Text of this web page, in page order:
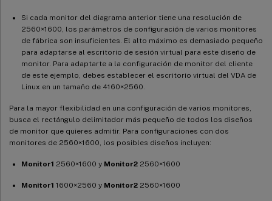
Si cada monitor del diagrama anterior tiene una resolución de
2560×1600, los parámetros de configuración de varios monitores
de fábrica son insuficientes. El alto máximo es demasiado pequeño
para adaptarse al escritorio de sesión virtual para este diseño de
monitor. Para adaptarte a la configuración de monitor del cliente
de este ejemplo, debes establecer el escritorio virtual del VDA de
Linux en un tamaño de 4160×2560.
Para la mayor flexibilidad en una configuración de varios monitores,
busca el rectángulo delimitador más pequeño de todos los diseños
de monitor que quieres admitir. Para configuraciones con dos
monitores de 2560×1600, los posibles diseños incluyen:
Monitor1 2560×1600 y Monitor2 2560×1600
Monitor1 1600×2560 y Monitor2 2560×1600